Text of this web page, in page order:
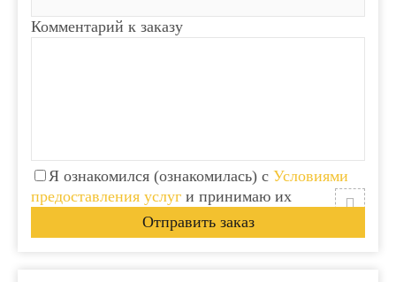
Комментарий к заказу
Я ознакомился (ознакомилась) с Условиями
предоставления услуг и принимаю их